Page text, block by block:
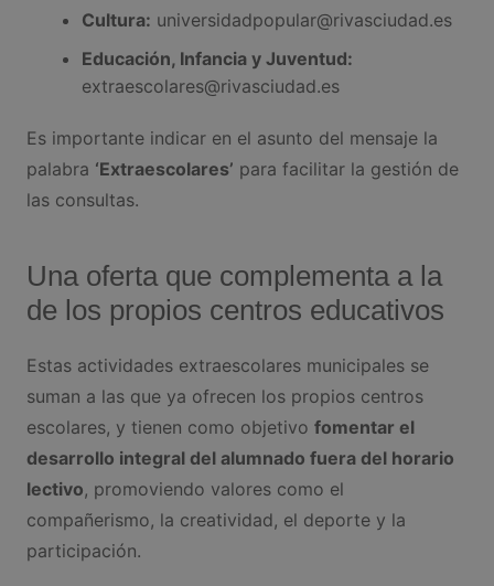
Cultura: universidadpopular@rivasciudad.es
Educación, Infancia y Juventud:
extraescolares@rivasciudad.es
Es importante indicar en el asunto del mensaje la
palabra ‘Extraescolares’ para facilitar la gestión de
las consultas.
Una oferta que complementa a la
de los propios centros educativos
Estas actividades extraescolares municipales se
suman a las que ya ofrecen los propios centros
escolares, y tienen como objetivo fomentar el
desarrollo integral del alumnado fuera del horario
lectivo, promoviendo valores como el
compañerismo, la creatividad, el deporte y la
participación.